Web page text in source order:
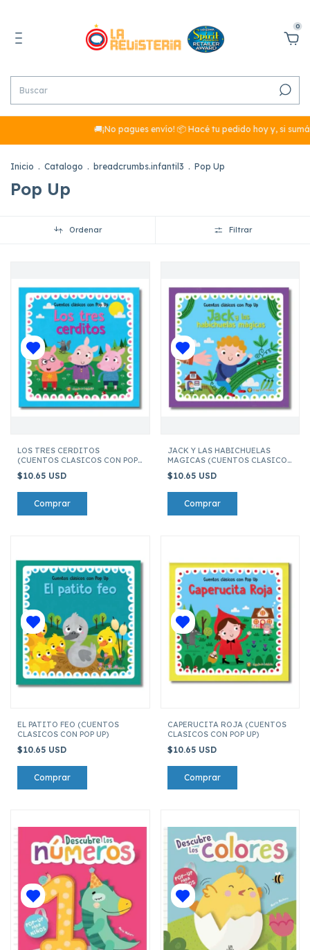
0
🚚¡No pagues envío! 📦 Hacé tu pedido hoy y, si sumás más de
Inicio . Catalogo . breadcrumbs.infantil3 . Pop Up
Pop Up
Ordenar Filtrar
LOS TRES CERDITOS
(CUENTOS CLASICOS CON POP
$10.65 USD
JACK Y LAS HABICHUELAS
MAGICAS (CUENTOS CLASICOS
$10.65 USD
EL PATITO FEO (CUENTOS
CLASICOS CON POP UP)
$10.65 USD
CAPERUCITA ROJA (CUENTOS
CLASICOS CON POP UP)
$10.65 USD